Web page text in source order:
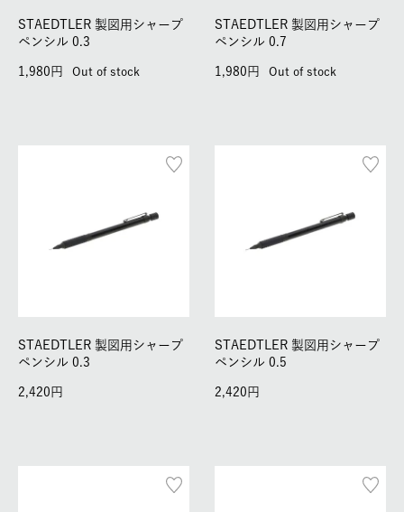
STAEDTLER 製図用シャープ
ペンシル 0.3
1,980 Out of stock
STAEDTLER 製図用シャープ
ペンシル 0.7
1,980 Out of stock
STAEDTLER 製図用シャープ
ペンシル 0.3
2,420
STAEDTLER 製図用シャープ
ペンシル 0.5
2,420